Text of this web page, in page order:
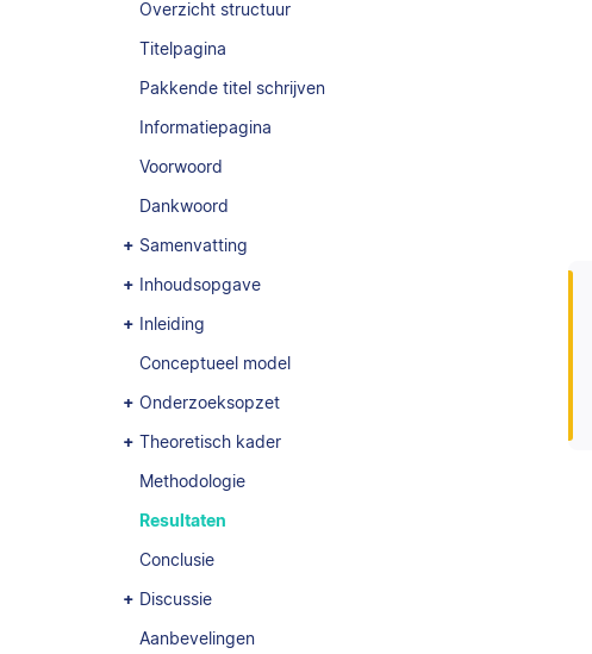
Overzicht structuur
Titelpagina
Pakkende titel schrijven
Informatiepagina
Voorwoord
Dankwoord
Samenvatting
Inhoudsopgave
Inleiding
Conceptueel model
Onderzoeksopzet
Theoretisch kader
Methodologie
Resultaten
Conclusie
Discussie
Aanbevelingen